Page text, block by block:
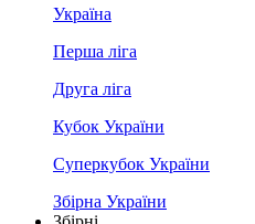
Україна
Перша ліга
Друга ліга
Кубок України
Суперкубок України
Збірна України